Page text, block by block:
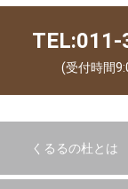
(受付時間
くるるの杜とは